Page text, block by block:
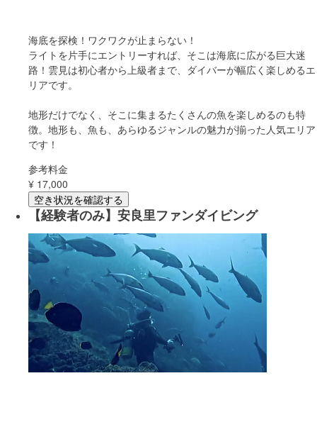
海底を探検！ワクワクが止まらない！
ライトを片手にエントリーすれば、そこは海底に広がる巨大迷
路！雲見は初心者から上級者まで、ダイバーが幅広く楽しめるエ
リアです。
地形だけでなく、そこに集まるたくさんの魚を楽しめるのも特
徴。地形も、魚も、あらゆるジャンルの魅力が揃った人気エリア
です！
参考料金
¥ 17,000
空き状況を確認する
【経験者のみ】安良里ファンダイビング